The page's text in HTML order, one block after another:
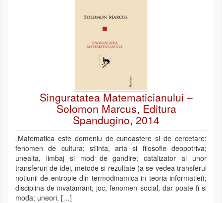
Singuratatea Matematicianului –
Solomon Marcus, Editura
Spandugino, 2014
„Matematica este domeniu de cunoastere si de cercetare;
fenomen de cultura; stiinta, arta si filosofie deopotriva;
unealta, limbaj si mod de gandire; catalizator al unor
transferuri de idei, metode si rezultate (a se vedea transferul
notiunii de entropie din termodinamica in teoria informatiei);
disciplina de invatamant; joc, fenomen social, dar poate fi si
moda; uneori, […]